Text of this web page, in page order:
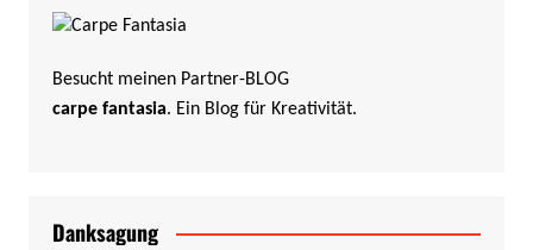
Besucht meinen Partner-BLOG
carpe fantasia. Ein Blog für Kreativität.
Danksagung